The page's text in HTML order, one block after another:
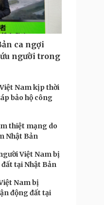
ca ngợi
người trong
Nam kịp thời
bảo hộ công
thiệt mạng do
Nhật Bản
Việt Nam bị
tại Nhật Bản
Nam bị
động đất tại